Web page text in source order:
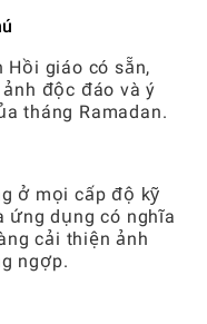
Hồi giáo có sẵn,
độc đáo và ý
tháng Ramadan.
ở mọi cấp độ kỹ
ứng dụng có nghĩa
cải thiện ảnh
ngợp.